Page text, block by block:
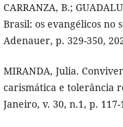
CARRANZA, B.;
Brasil: os evangélicos no
Adenauer, p. 329-350,
MIRANDA, Julia.
carismática e tolerância
Janeiro, v. 30, n.1, p. 117-